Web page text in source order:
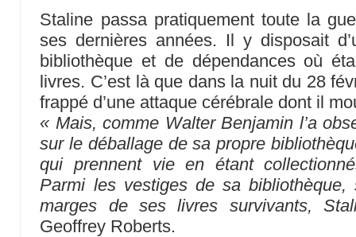
Staline passa pratiquement toute la
ses dernières années. Il y disposait
bibliothèque et de dépendances où
livres. C’est là que dans la nuit du 28
frappé d’une attaque cérébrale dont il
« Mais, comme Walter Benjamin l’a
sur le déballage de sa propre
qui prennent vie en étant
Parmi les vestiges de sa
marges de ses livres survivants,
Geoffrey Roberts.